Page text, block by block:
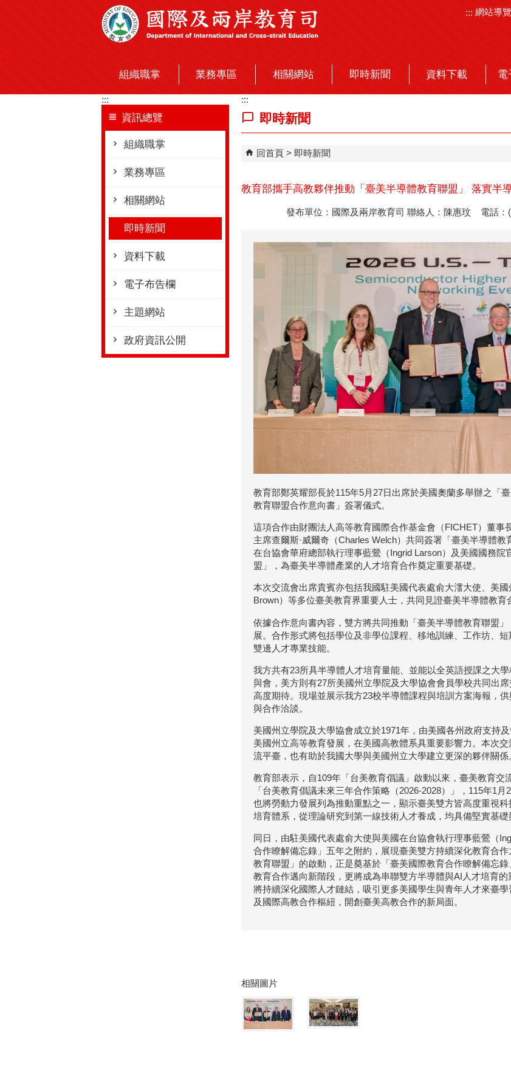
跳到主要內容區塊 :::網站導覽
組織職掌 業務專區 相關網站 即時新聞 資料下載 電
:::
資訊總覽
組織職掌
業務專區
相關網站
即時新聞
資料下載
電子布告欄
主題網站
政府資訊公開
:::
即時新聞
回首頁 即時新聞
教育部攜手高教夥伴推動「臺美半導體教育聯盟」 落實半
發布單位：國際及兩岸教育司 聯絡人：陳惠玟 電話：
教育部鄭英耀部長於115年5月27日出席於美國奧蘭多舉辦之「
教育聯盟合作意向書」簽署儀式。
這項合作由財團法人高等教育國際合作基金會（FICHET）董事
主席查爾斯·威爾奇（Charles Welch）共同簽署「臺美半導體
在台協會華府總部執行理事藍鶯（Ingrid Larson）及美國國務
盟」，為臺美半導體產業的人才培育合作奠定重要基礎。
本次交流會出席貴賓亦包括我國駐美國代表處俞大㵢大使、美
Brown）等多位臺美教育界重要人士，共同見證臺美半導體教育
依據合作意向書內容，雙方將共同推動「臺美半導體教育聯盟
展。合作形式將包括學位及非學位課程、移地訓練、工作坊、
雙邊人才專業技能。
我方共有23所具半導體人才培育量能、並能以全英語授課之大
與會，美方則有27所美國州立學院及大學協會會員學校共同出
高度期待。現場並展示我方23校半導體課程與培訓方案海報，
與合作洽談。
美國州立學院及大學協會成立於1971年，由美國各州政府支持
美國州立高等教育發展，在美國高教體系具重要影響力。本次
流平臺，也有助於我國大學與美國州立大學建立更深的夥伴關係
教育部表示，自109年「台美教育倡議」啟動以來，臺美教育交
「台美教育倡議未來三年合作策略（2026-2028）」，115年1
也將勞動力發展列為推動重點之一，顯示臺美雙方皆高度重視
培育體系，從理論研究到第一線技術人才養成，均具備堅實基
同日，由駐美國代表處俞大使與美國在台協會執行理事藍鶯（
合作瞭解備忘錄」五年之附約，展現臺美雙方持續深化教育合
教育聯盟」的啟動，正是奠基於「臺美國際教育合作瞭解備忘
教育合作邁向新階段，更將成為串聯雙方半導體與AI人才培育
將持續深化國際人才鏈結，吸引更多美國學生與青年人才來臺
及國際高教合作樞紐，開創臺美高教合作的新局面。
相關圖片